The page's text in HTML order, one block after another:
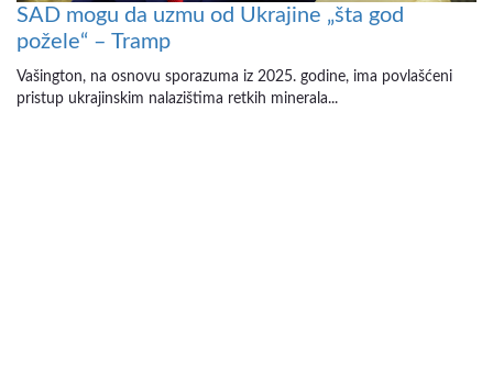
SAD mogu da uzmu od Ukrajine „šta god
požele“ – Tramp
Vašington, na osnovu sporazuma iz 2025. godine, ima povlašćeni
pristup ukrajinskim nalazištima retkih minerala...